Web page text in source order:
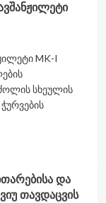
MK-I
სხეულის
და
თავდაცვის